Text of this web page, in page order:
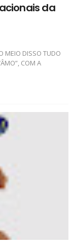
da
MEIO DISSO TUDO
COM A